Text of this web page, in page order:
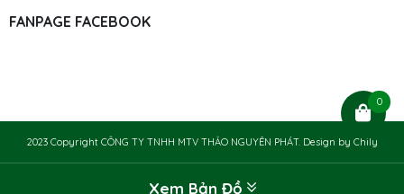
FANPAGE FACEBOOK
2023 Copyright CÔNG TY TNHH MTV THẢO NGUYÊN PHÁT. Design by Chily
Xem Bản Đồ
0